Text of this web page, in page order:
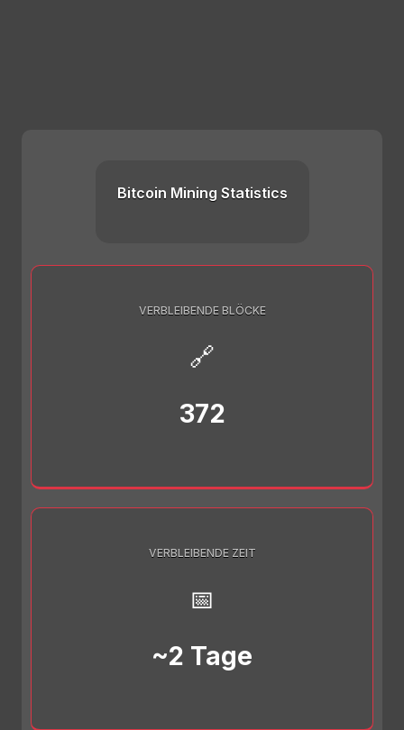
Bitcoin Mining Statistics
VERBLEIBENDE BLÖCKE
🔗
372
VERBLEIBENDE ZEIT
📅
~2 Tage